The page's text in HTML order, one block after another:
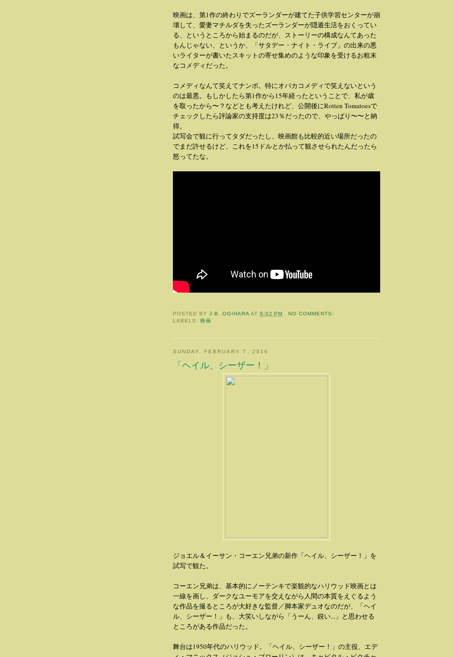
映画は、第1作の終わりでズーランダーが建てた子供学習センターが崩
壊して、愛妻マチルダを失ったズーランダーが隠遁生活をおくってい
る、というところから始まるのだが、ストーリーの構成なんてあった
もんじゃない、というか、「サタデー・ナイト・ライブ」の出来の悪
いライターが書いたスキットの寄せ集めのような印象を受けるお粗末
なコメディだった。
コメディなんて笑えてナンボ。特にオバカコメディで笑えないという
のは最悪。もしかしたら第1作から15年経ったということで、私が歳
を取ったから〜？などとも考えたけれど、公開後にRotten Tomatoesで
チェックしたら評論家の支持度は23％だったので、やっぱり〜〜と納
得。
試写会で観に行ってタダだったし、映画館も比較的近い場所だったの
でまだ許せるけど、これを15ドルとか払って観させられたんだったら
怒ってたな。
POSTED BYJ.B. OGIHARA AT6:02 PM
NO COMMENTS:
LABELS:映画
SUNDAY, FEBRUARY 7, 2016
「ヘイル、シーザー！」
ジョエル＆イーサン・コーエン兄弟の新作「ヘイル、シーザー！」を
試写で観た。
コーエン兄弟は、基本的にノーテンキで楽観的なハリウッド映画とは
一線を画し、ダークなユーモアを交えながら人間の本質をえぐるよう
な作品を撮るところが大好きな監督／脚本家デュオなのだが、「ヘイ
ル、シーザー！」も、大笑いしながら「うーん、鋭い...」と思わせる
ところがある作品だった。
舞台は1950年代のハリウッド。「ヘイル、シーザー！」の主役、エデ